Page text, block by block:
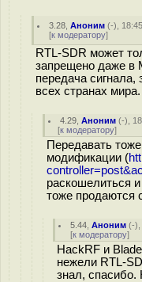
3.28 ,Аноним (-),
[к модератору]
RTL-SDR может
запрещено даже в
передача сигнала,
всех странах мира.
4.29 ,Аноним (-),
[к модератору]
Передавать
модификации (
раскошелиться
тоже продаются
5.44 ,Аноним (-),
[к модератору]
HackRF и
нежели RTL-
знал, спасибо.